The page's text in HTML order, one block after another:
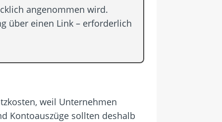
angenommen wird.
über einen Link – erforderlich
weil Unternehmen
Kontoauszüge sollten deshalb